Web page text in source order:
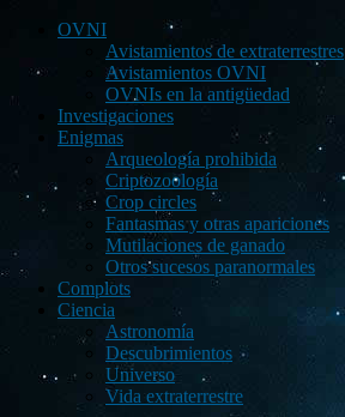
OVNI
Avistamientos de extraterrestres
Avistamientos OVNI
OVNIs en la antigüedad
Investigaciones
Enigmas
Arqueología prohibida
Criptozoología
Crop circles
Fantasmas y otras apariciones
Mutilaciones de ganado
Otros sucesos paranormales
Complots
Ciencia
Astronomía
Descubrimientos
Universo
Vida extraterrestre